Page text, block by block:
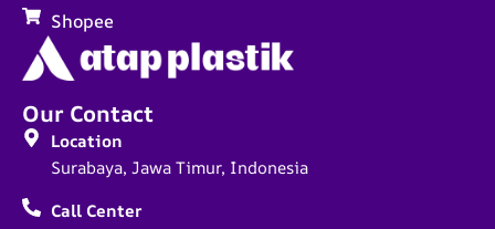
Our Contact
Location
Surabaya, Jawa Timur, Indonesia
Call Center
Shopee